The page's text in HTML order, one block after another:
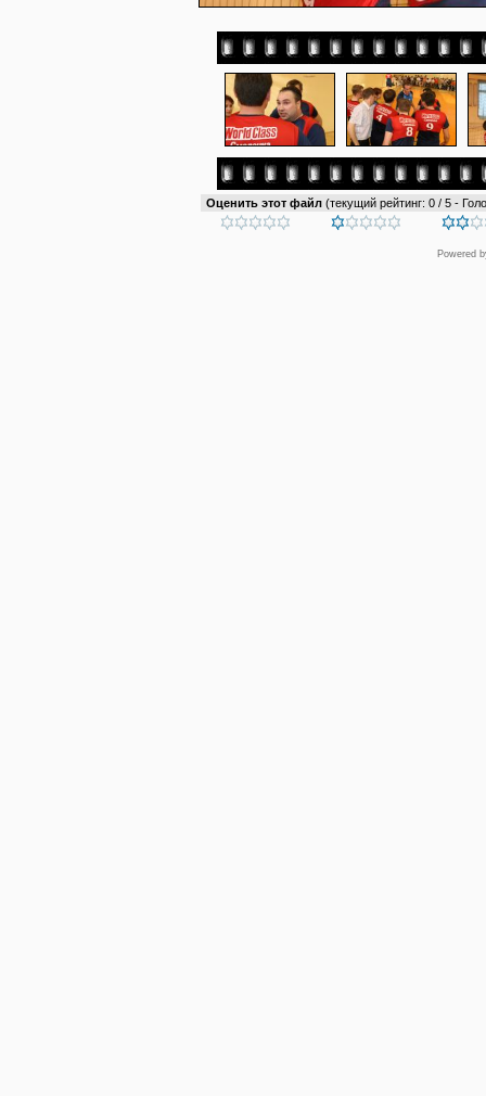
Оценить этот файл (текущий рейтинг: 0 / 5 -
Powered